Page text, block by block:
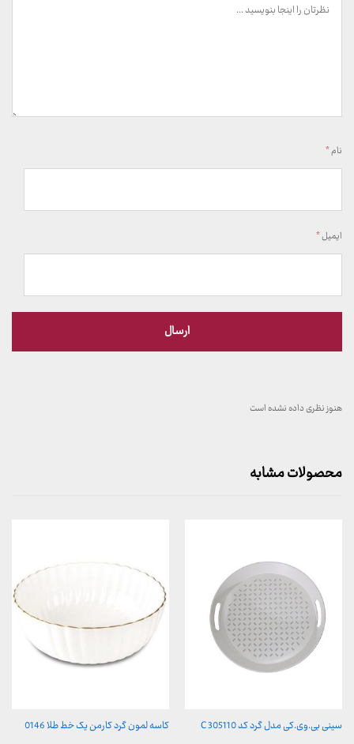
نام*
ایمیل*
هنوز نظری داده نشده است
محصولات مشابه
سینی بی.وی.کی مدل گرد کد C 305110 کاسه لمون گرد کارمن یک خط طلا 0146